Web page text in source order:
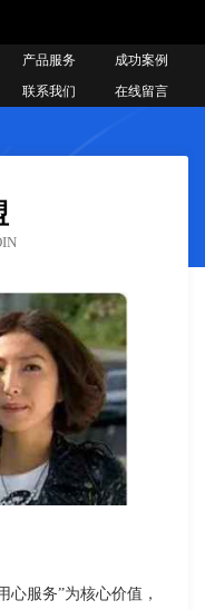
产品服务
成功案例
联系我们 在线留言
心服务”为核心价值，